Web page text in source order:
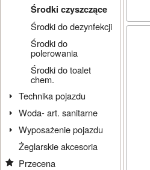
Środki czyszczące
Środki do dezynfekcji
Środki do
polerowania
Środki do toalet
chem.
Technika pojazdu
Woda- art. sanitarne
Wyposażenie pojazdu
Żeglarskie akcesoria
Przecena